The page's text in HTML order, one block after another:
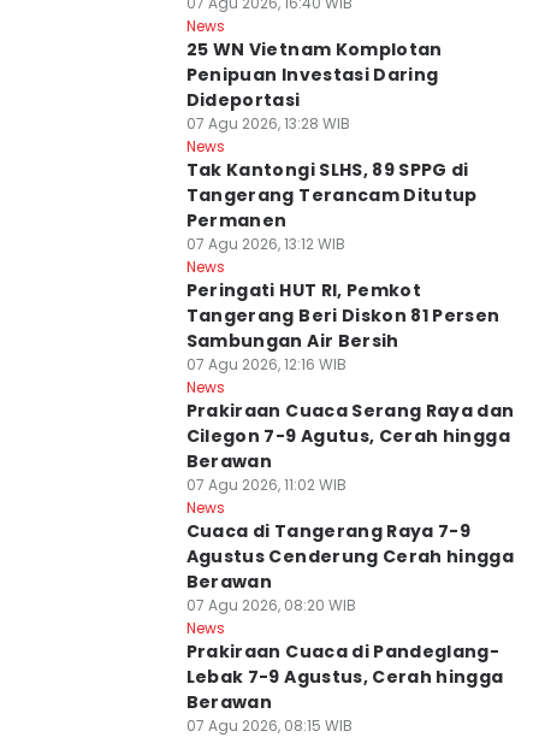
News
25 WN Vietnam Komplotan
Penipuan Investasi Daring
Dideportasi
07 Agu 2026, 13:28 WIB
News
Tak Kantongi SLHS, 89 SPPG di
Tangerang Terancam Ditutup
Permanen
07 Agu 2026, 13:12 WIB
News
Peringati HUT RI, Pemkot
Tangerang Beri Diskon 81 Persen
Sambungan Air Bersih
07 Agu 2026, 12:16 WIB
News
Prakiraan Cuaca Serang Raya dan
Cilegon 7-9 Agutus, Cerah hingga
Berawan
07 Agu 2026, 11:02 WIB
News
Cuaca di Tangerang Raya 7-9
Agustus Cenderung Cerah hingga
Berawan
07 Agu 2026, 08:20 WIB
News
Prakiraan Cuaca di Pandeglang-
Lebak 7-9 Agustus, Cerah hingga
Berawan
07 Agu 2026, 08:15 WIB